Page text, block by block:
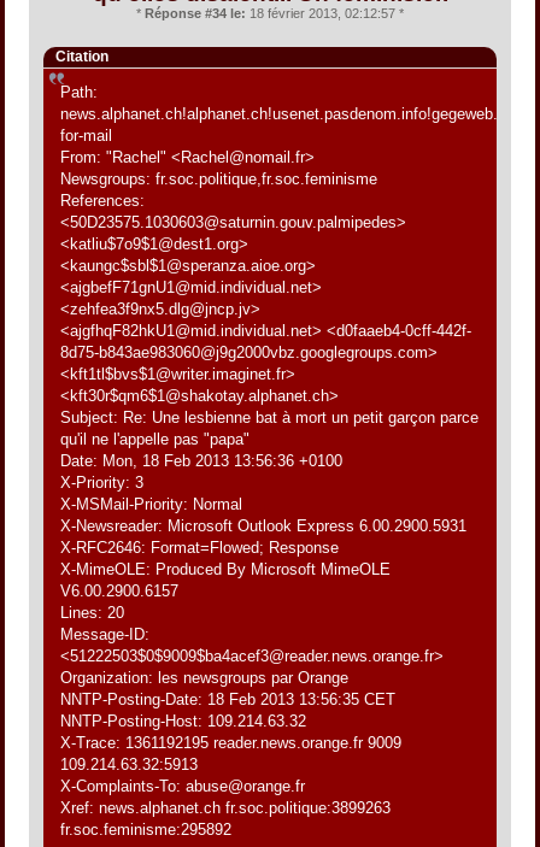
* Réponse #34 le: 18 février 2013, 02:12:57 *
Citation
Path:
for-mail
From: "Rachel" <Rachel@nomail.fr>
Newsgroups: fr.soc.politique,fr.soc.feminisme
References:
<50D23575.1030603@saturnin.gouv.palmipedes>
<katliu$7o9$1@dest1.org>
<kaungc$sbl$1@speranza.aioe.org>
<ajgbefF71gnU1@mid.individual.net>
<zehfea3f9nx5.dlg@jncp.jv>
<ajgfhqF82hkU1@mid.individual.net> <d0faaeb4-0cff-442f-
8d75-b843ae983060@j9g2000vbz.googlegroups.com>
<kft1tl$bvs$1@writer.imaginet.fr>
<kft30r$qm6$1@shakotay.alphanet.ch>
Subject: Re: Une lesbienne bat à mort un petit garçon parce
qu'il ne l'appelle pas "papa"
Date: Mon, 18 Feb 2013 13:56:36 +0100
X-Priority: 3
X-MSMail-Priority: Normal
X-Newsreader: Microsoft Outlook Express 6.00.2900.5931
X-RFC2646: Format=Flowed; Response
X-MimeOLE: Produced By Microsoft MimeOLE
V6.00.2900.6157
Lines: 20
Message-ID:
<51222503$0$9009$ba4acef3@reader.news.orange.fr>
Organization: les newsgroups par Orange
NNTP-Posting-Date: 18 Feb 2013 13:56:35 CET
NNTP-Posting-Host: 109.214.63.32
X-Trace: 1361192195 reader.news.orange.fr 9009
109.214.63.32:5913
X-Complaints-To: abuse@orange.fr
Xref: news.alphanet.ch fr.soc.politique:3899263
fr.soc.feminisme:295892